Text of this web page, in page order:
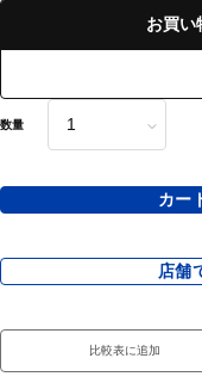
お買い
数量
カー
店舗
比較表に追加